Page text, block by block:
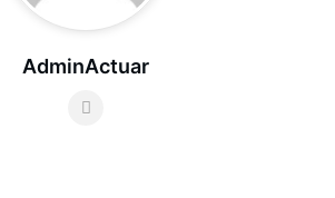
AdminActuar